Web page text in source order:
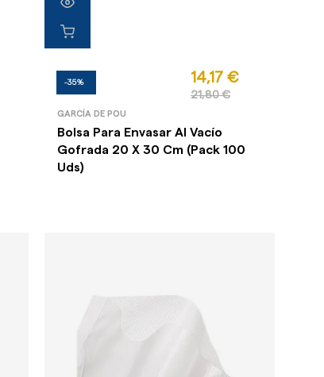
-35% 14,17 €
21,80 €
GARCÍA DE POU
Bolsa Para Envasar Al Vacío
Gofrada 20 X 30 Cm (Pack 100
Uds)